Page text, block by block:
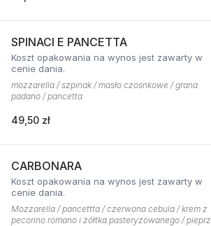
SPINACI E PANCETTA
Koszt opakowania na wynos jest zawarty w
cenie dania.
mozzarella / szpinak / masło czosnkowe / grana
padano / pancetta
49,50 zł
CARBONARA
Koszt opakowania na wynos jest zawarty w
cenie dania.
Mozzarella / pancettta / czerwona cebula / krem z
pecorino romano i żółtka pasteryzowanego / pieprz